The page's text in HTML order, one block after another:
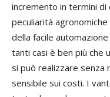
incremento in termini
peculiarità
della facile
tanti casi è ben più che
si può realizzare senza
sensibile sui costi. I